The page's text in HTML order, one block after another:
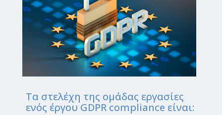
Τα στελέχη της ομάδας εργασίες
ενός έργου GDPR compliance είναι: